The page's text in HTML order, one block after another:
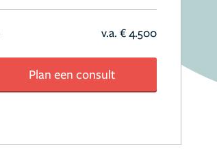
v.a. € 4.500
Plan een consult